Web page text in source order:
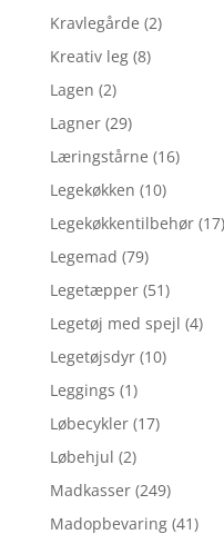
Kravlegårde (2)
Kreativ leg (8)
Lagen (2)
Lagner (29)
Læringstårne (16)
Legekøkken (10)
Legekøkkentilbehør (17)
Legemad (79)
Legetæpper (51)
Legetøj med spejl (4)
Legetøjsdyr (10)
Leggings (1)
Løbecykler (17)
Løbehjul (2)
Madkasser (249)
Madopbevaring (41)